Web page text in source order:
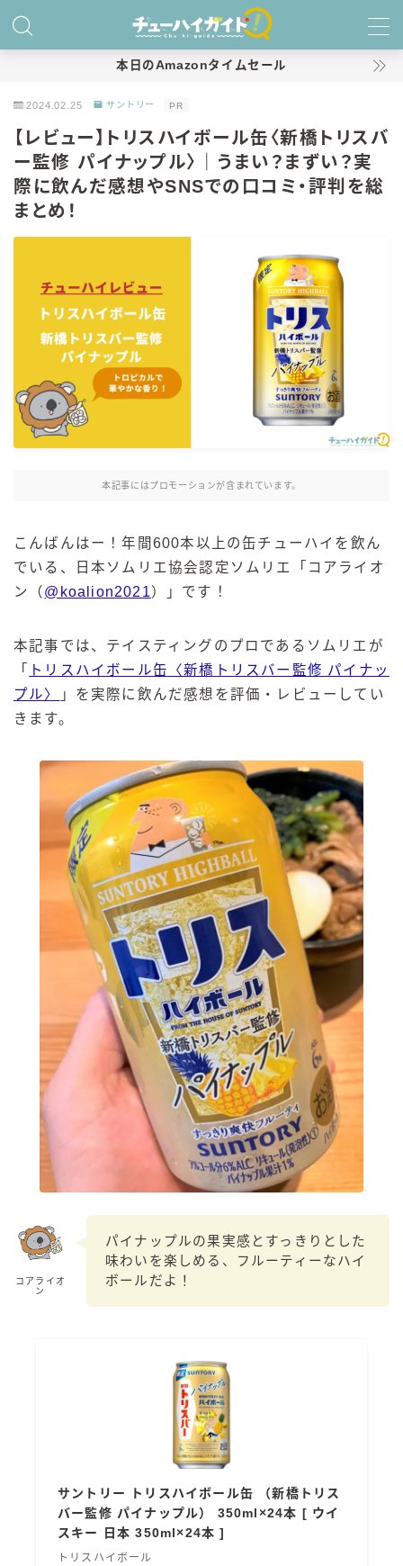
特集！
おすすめランキング！
キリン
氷結
氷結 無糖
氷結 ストロング
麒麟特製サワー
麒麟 発酵サワー
麹レモンサワー
サントリー
ー196℃ ストロングゼロ
ー196℃ 瞬間凍結
CRAFT－196℃
こだわり酒場
ほろよい
トリスハイボール
ジムビームハイボール
GREEN1/2（グリーンハーフ）
鏡月焼酎ハイ
アサヒ
贅沢搾り
樽ハイ倶楽部
ザ・レモンクラフト
ザ・カクテルクラフト
Slat(すらっと）
クリアクーラー
FRUITZER (フルーツァー）
濃いめのレモンサワー
三ツ星グレフルサワー
99.99（フォーナイン）
レモン・ザ・リッチ
男梅サワー
タカラCANチューハイ
宝焼酎のお茶割りシリーズ
寶「丸おろし」
極上レモンサワー
極上フルーツサワー
本日のAmazonタイムセール
2024.02.25 サントリー PR
【レビュー】トリスハイボール缶〈新橋トリスバ
ー監修 パイナップル〉｜うまい？まずい？実
際に飲んだ感想やSNSでの口コミ・評判を総
まとめ！
本記事にはプロモーションが含まれています。
こんばんはー！年間600本以上の缶チューハイを飲ん
でいる、日本ソムリエ協会認定ソムリエ「コアライオ
ン（ @koalion2021）」です！
本記事では、テイスティングのプロであるソムリエが
「
トリスハイボール缶〈新橋トリスバー監修 パイナッ
プル〉
」を実際に飲んだ感想を評価・レビューしてい
きます。
コアライオ
ン
パイナップルの果実感とすっきりとした
味わいを楽しめる、フルーティーなハイ
ボールだよ！
サントリー トリスハイボール缶 （新橋トリス
バー監修 パイナップル） 350ml×24本 [ ウイ
スキー 日本 350ml×24本 ]
トリスハイボール